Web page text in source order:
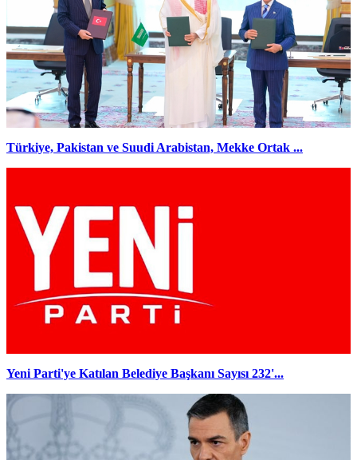
Türkiye, Pakistan ve Suudi Arabistan, Mekke Ortak ...
Yeni Parti'ye Katılan Belediye Başkanı Sayısı 232'...